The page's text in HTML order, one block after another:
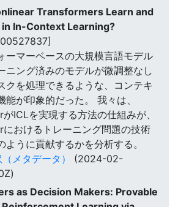
Transformers Learn and
In-Context Learning?
ーマーベースの大規模言語モデル
ニング済みのモデルが微調整なし
クを処理できるような、コンテキ
能が印象的だった。 我々は、
ICLを実現する方法の仕組みが、
おけるトレーニング問題の技術
ように貢献するかを分析する。
メタデータ）
(2024-02-
as Decision Makers: Provable